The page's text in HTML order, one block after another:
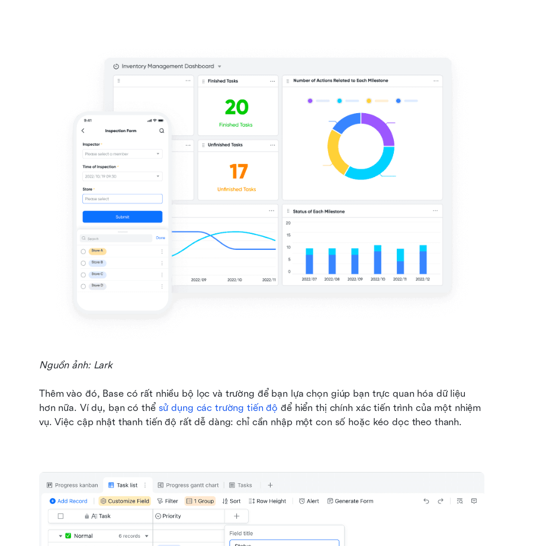
Nguồn ảnh: Lark
Thêm vào đó, Base có rất nhiều bộ lọc và trường để bạn lựa chọn giúp bạn trực quan hóa dữ liệu
hơn nữa. Ví dụ, bạn có thể sử dụng các trường tiến độ để hiển thị chính xác tiến trình của một nhiệm
vụ. Việc cập nhật thanh tiến độ rất dễ dàng: chỉ cần nhập một con số hoặc kéo dọc theo thanh.